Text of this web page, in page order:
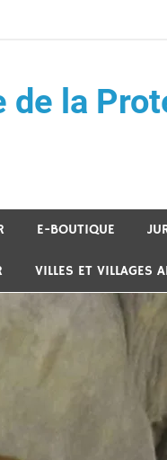
de la
E-BOUTIQUE
VILLES ET VILLAGES